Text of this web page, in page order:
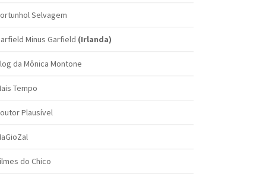
Selvagem
Minus Garfield (Irlanda)
da Mônica Montone
Tempo
Plausível
do Chico